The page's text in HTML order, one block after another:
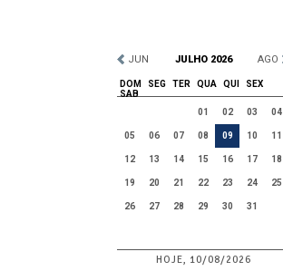
JUN JULHO 2026 AGO
DOM SEG TER QUA QUI
SEX
SAB
01
02 03 04
05 06 07 08 09 10 11
12 13 14 15 16 17 18
19 20 21 22 23 24 25
26 27 28 29 30 31
HOJE, 10/08/2026